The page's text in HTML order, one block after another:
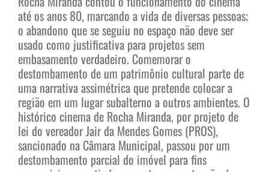
até os anos 80, marcando a vida de diversas pessoas;
o abandono que se seguiu no espaço não deve ser
usado como justificativa para projetos sem
embasamento verdadeiro. Comemorar o
destombamento de um patrimônio cultural parte de
uma narrativa assimétrica que pretende colocar a
região em um lugar subalterno a outros ambientes. O
histórico cinema de Rocha Miranda, por projeto de
lei do vereador Jair da Mendes Gomes (PROS),
sancionado na Câmara Municipal, passou por um
destombamento parcial do imóvel para fins